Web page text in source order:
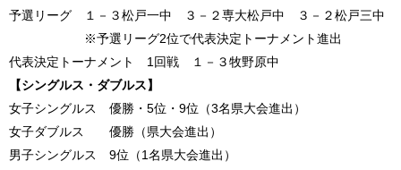
予選リーグ １－３松戸一中 ３－２専大松戸中 ３－２松戸三中
※予選リーグ2位で代表決定トーナメント進出
代表決定トーナメント 1回戦 １－３牧野原中
【シングルス・ダブルス】
女子シングルス 優勝・5位・9位（3名県大会進出）
女子ダブルス 優勝（県大会進出）
男子シングルス 9位（1名県大会進出）